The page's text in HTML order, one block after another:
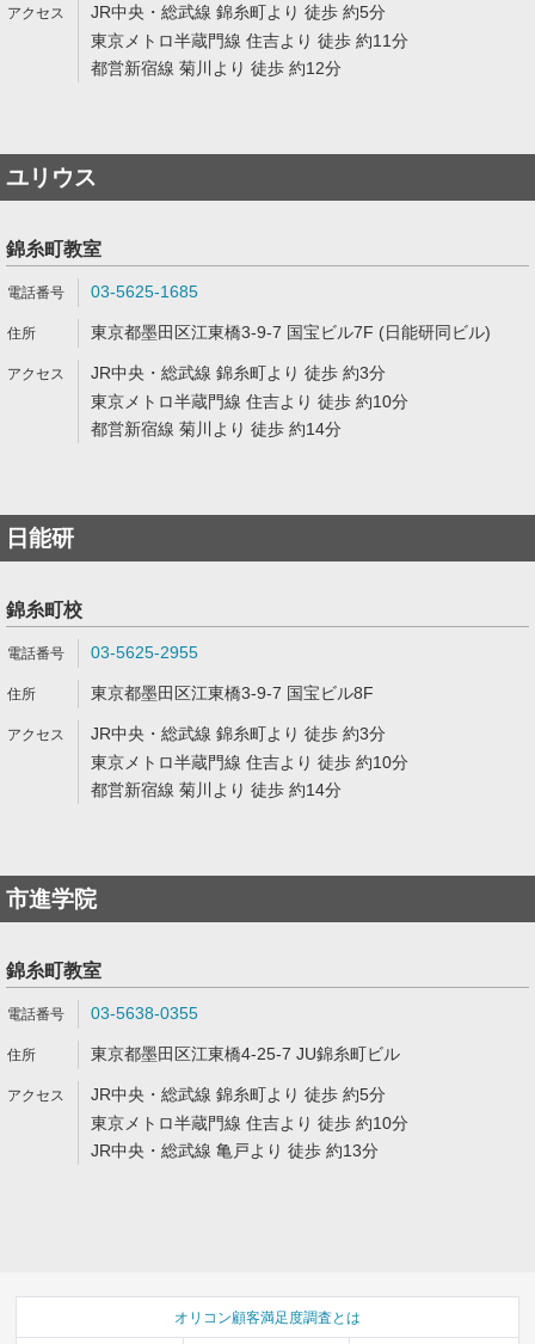
JR中央・総武線 錦糸町より 徒歩 約5分
東京メトロ半蔵門線 住吉より 徒歩 約11分
都営新宿線 菊川より 徒歩 約12分
ユリウス
錦糸町教室
03-5625-1685
東京都墨田区江東橋3-9-7 国宝ビル7F (日能研同ビル)
JR中央・総武線 錦糸町より 徒歩 約3分
東京メトロ半蔵門線 住吉より 徒歩 約10分
都営新宿線 菊川より 徒歩 約14分
日能研
錦糸町校
03-5625-2955
東京都墨田区江東橋3-9-7 国宝ビル8F
JR中央・総武線 錦糸町より 徒歩 約3分
東京メトロ半蔵門線 住吉より 徒歩 約10分
都営新宿線 菊川より 徒歩 約14分
市進学院
錦糸町教室
03-5638-0355
東京都墨田区江東橋4-25-7 JU錦糸町ビル
JR中央・総武線 錦糸町より 徒歩 約5分
東京メトロ半蔵門線 住吉より 徒歩 約10分
JR中央・総武線 亀戸より 徒歩 約13分
オリコン顧客満足度調査とは